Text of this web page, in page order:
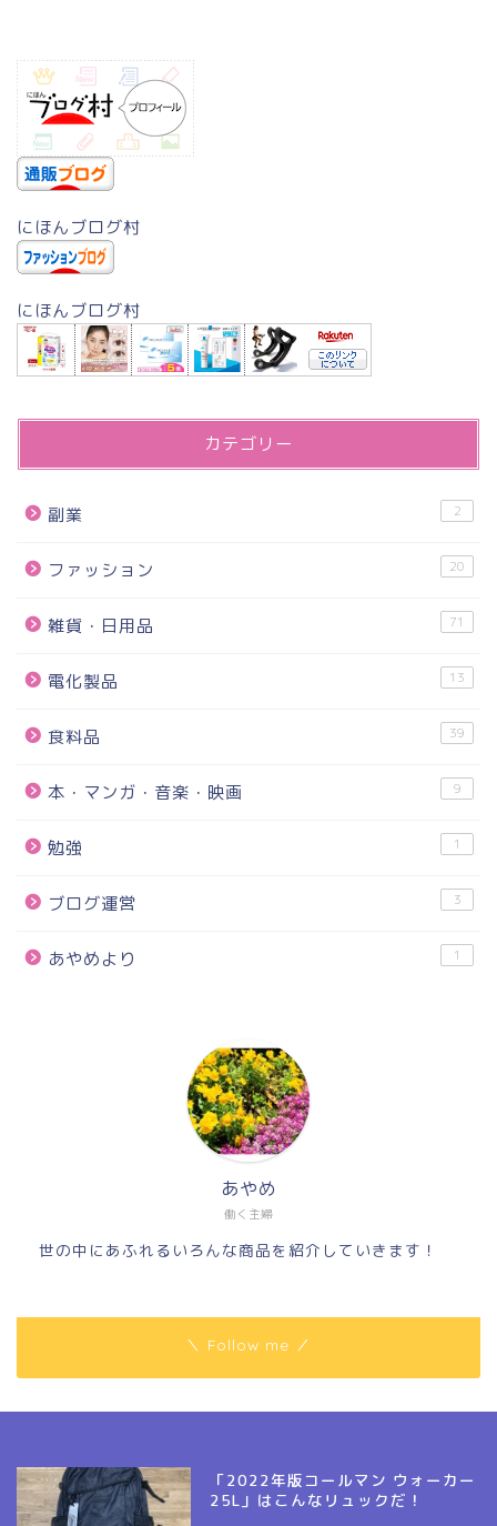
にほんブログ村
にほんブログ村
カテゴリー
副業 2
ファッション 20
雑貨・日用品 71
電化製品 13
食料品 39
本・マンガ・音楽・映画 9
勉強 1
ブログ運営 3
あやめより 1
働く主婦
あやめ
世の中にあふれるいろんな商品を紹介していきます！
＼ Follow me ／
「2022年版コールマン ウォーカー
25L」はこんなリュックだ！